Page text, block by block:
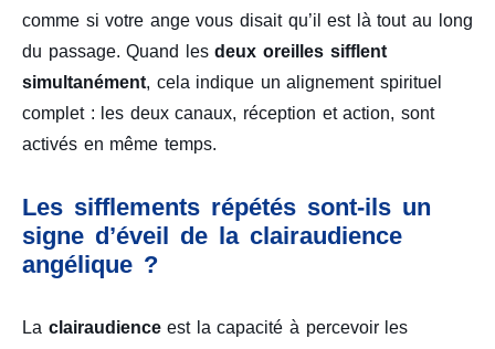
comme si votre ange vous disait qu’il est là tout au long
du passage. Quand lesdeux oreilles sifflent
simultanément, cela indique un alignement spirituel
complet : les deux canaux, réception et action, sont
activés en même temps.
Les sifflements répétés sont-ils un
signe d’éveil de la clairaudience
angélique ?
La clairaudienceest la capacité à percevoir les